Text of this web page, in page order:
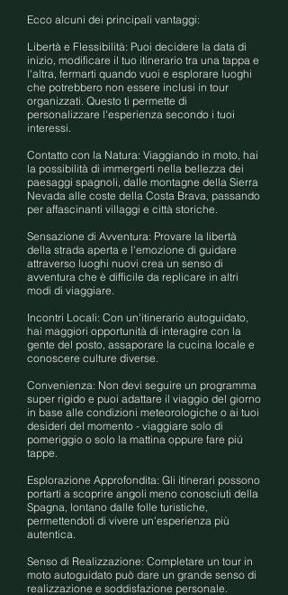
Ecco alcuni dei principali vantaggi:
Libertà e Flessibilità: Puoi decidere la data di
inizio, modificare il tuo itinerario tra una tappa e
l'altra, fermarti quando vuoi e esplorare luoghi
che potrebbero non essere inclusi in tour
organizzati. Questo ti permette di
personalizzare l'esperienza secondo i tuoi
interessi.
Contatto con la Natura: Viaggiando in moto, hai
la possibilità di immergerti nella bellezza dei
paesaggi spagnoli, dalle montagne della Sierra
Nevada alle coste della Costa Brava, passando
per affascinanti villaggi e città storiche.
Sensazione di Avventura: Provare la libertà
della strada aperta e l'emozione di guidare
attraverso luoghi nuovi crea un senso di
avventura che è difficile da replicare in altri
modi di viaggiare.
Incontri Locali: Con un'itinerario autoguidato,
hai maggiori opportunità di interagire con la
gente del posto, assaporare la cucina locale e
conoscere culture diverse.
Convenienza: Non devi seguire un programma
super rigido e puoi adattare il viaggio del giorno
in base alle condizioni meteorologiche o ai tuoi
desideri del momento - viaggiare solo di
pomeriggio o solo la mattina oppure fare piú
tappe.
Esplorazione Approfondita: Gli itinerari possono
portarti a scoprire angoli meno conosciuti della
Spagna, lontano dalle folle turistiche,
permettendoti di vivere un'esperienza più
autentica.
Senso di Realizzazione: Completare un tour in
moto autoguidato può dare un grande senso di
realizzazione e soddisfazione personale.